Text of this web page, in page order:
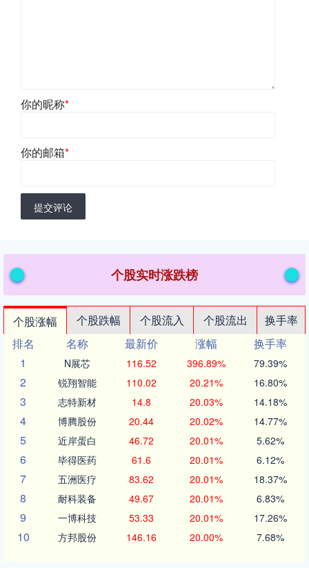
你的昵称*
你的邮箱*
提交评论
个股实时涨跌榜
个股涨幅 个股跌幅 个股流入 个股流出
换手率
排名
名称 最新价 涨幅
换手率
1
N展芯 116.52 396.89% 79.39%
2 锐翔智能 110.02 20.21% 16.80%
3 志特新材 14.8 20.03% 14.18%
4 博腾股份 20.44 20.02% 14.77%
5 近岸蛋白 46.72 20.01% 5.62%
6 毕得医药 61.6 20.01% 6.12%
7 五洲医疗 83.62 20.01% 18.37%
8 耐科装备 49.67 20.01% 6.83%
9 一博科技 53.33 20.01% 17.26%
10 方邦股份 146.16 20.00% 7.68%